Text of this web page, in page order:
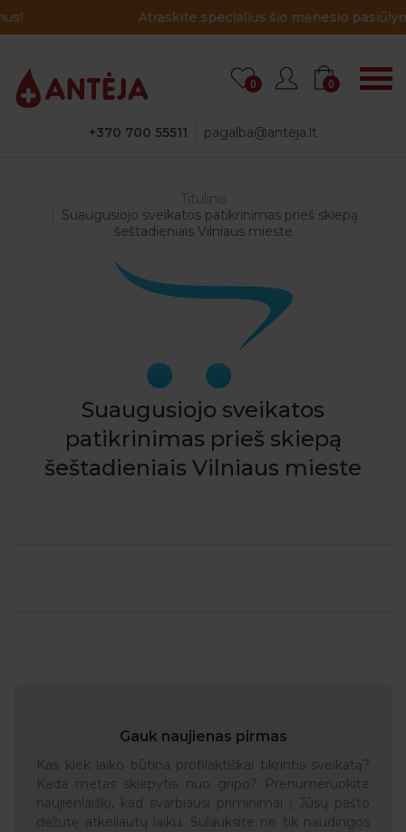
Atraskite specialius šio mėnesio pasiūlymus!
+370 700 55511 pagalba@anteja.lt
0 0
Titulinis
Suaugusiojo sveikatos patikrinimas prieš skiepą
šeštadieniais Vilniaus mieste
Suaugusiojo sveikatos
patikrinimas prieš skiepą
šeštadieniais Vilniaus mieste
Gauk naujienas pirmas
Kas kiek laiko būtina profilaktiškai tikrintis sveikatą?
Kada metas skiepytis nuo gripo? Prenumeruokite
naujienlaiškį, kad svarbiausi priminimai į Jūsų pašto
dėžutę atkeliautų laiku. Sulauksite ne tik naudingos